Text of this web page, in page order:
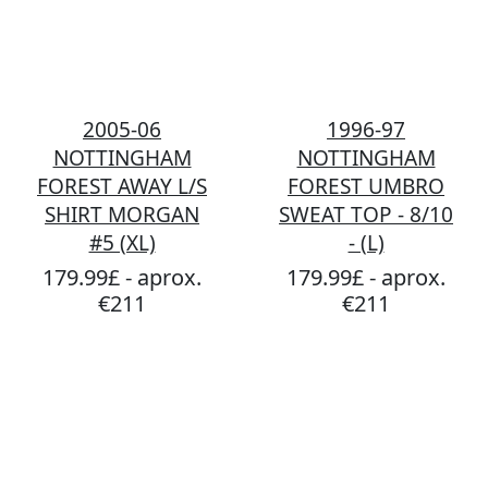
2005-06
NOTTINGHAM
FOREST AWAY L/S
SHIRT MORGAN
#5 (XL)
179.99£ - aprox.
€211
1996-97
NOTTINGHAM
FOREST UMBRO
SWEAT TOP - 8/10
- (L)
179.99£ - aprox.
€211